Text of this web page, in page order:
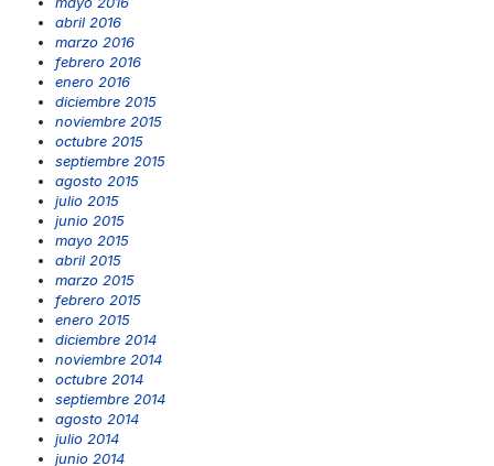
abril 2016
marzo 2016
febrero 2016
enero 2016
diciembre 2015
noviembre 2015
octubre 2015
septiembre 2015
agosto 2015
julio 2015
junio 2015
mayo 2015
abril 2015
marzo 2015
febrero 2015
enero 2015
diciembre 2014
noviembre 2014
octubre 2014
septiembre 2014
agosto 2014
julio 2014
junio 2014